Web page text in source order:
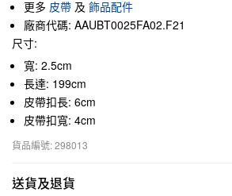
更多 皮帶 及 飾品配件
廠商代碼: AAUBT0025FA02.F21
尺寸:
寬: 2.5cm
長達: 199cm
皮帶扣長: 6cm
皮帶扣寬: 4cm
貨品編號: 298013
送貨及退貨